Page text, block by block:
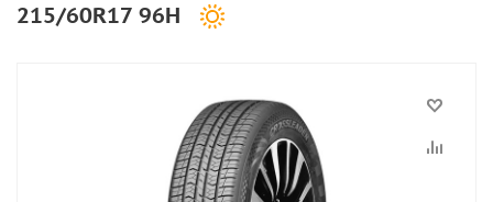
215/60R17 96H